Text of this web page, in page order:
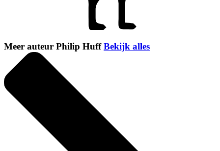
Meer auteur Philip HuffBekijk alles